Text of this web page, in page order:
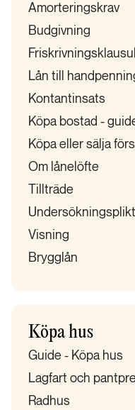
Amorteringskrav
Budgivning
Friskrivningsklausul
Lån till
Kontantinsats
Köpa bostad -
Köpa eller sälja
Om lånelöfte
Tillträde
Undersökningsplikt
Visning
Brygglån
Köpa hus
Guide - Köpa hus
Lagfart och
Radhus